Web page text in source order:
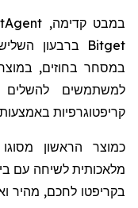
במבט קדימה,
Bitget ברבעון
במסחר בחוזים,
למשתמשים להשלים
קריפטוגרפיות
מלאכותית לשיחה עם